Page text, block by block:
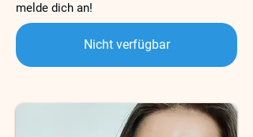
melde dich an!
Nicht verfügbar